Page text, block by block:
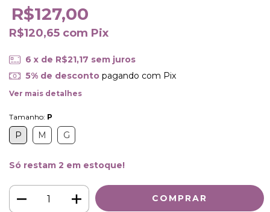
R$127,00
R$120,65 com Pix
6 x de R$21,17 sem juros
5% de descontopagando com Pix
Ver mais detalhes
Tamanho: P
P M G
Só restam 2 em estoque!